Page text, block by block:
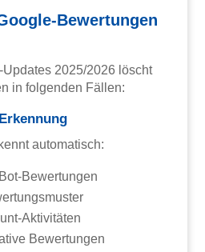
Bewertungen
2025/2026 löscht
in folgenden Fällen:
automatisch:
Bewertungen
Aktivitäten
Bewertungen